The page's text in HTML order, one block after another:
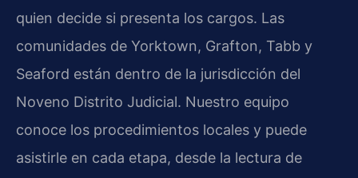
quien decide si presenta los cargos. Las
comunidades de Yorktown, Grafton, Tabb y
Seaford están dentro de la jurisdicción del
Noveno Distrito Judicial. Nuestro equipo
conoce los procedimientos locales y puede
asistirle en cada etapa, desde la lectura de